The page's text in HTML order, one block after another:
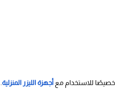
خصيصًا للاستخدام مع أجهزة الليزر المنزلية.